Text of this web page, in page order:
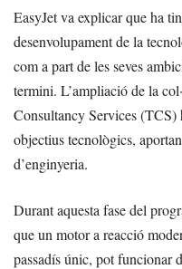
EasyJet va explicar que ha
desenvolupament de la
com a part de les seves
termini. L’ampliació de la
Consultancy Services (TCS)
objectius tecnològics,
d’enginyeria.
Durant aquesta fase del
que un motor a reacció
passadís únic, pot funcionar